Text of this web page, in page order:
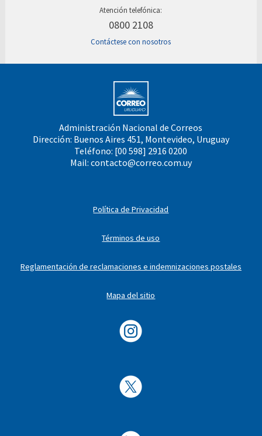
Atención telefónica:
0800 2108
Contáctese con nosotros
Administración Nacional de Correos
Dirección: Buenos Aires 451, Montevideo, Uruguay
Teléfono: [00 598] 2916 0200
Mail: contacto@correo.com.uy
Política de Privacidad
Términos de uso
Reglamentación de reclamaciones e indemnizaciones postales
Mapa del sitio